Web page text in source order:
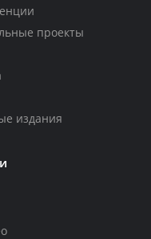
проекты
издания